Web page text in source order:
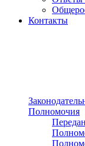
Контакты
Полномочия